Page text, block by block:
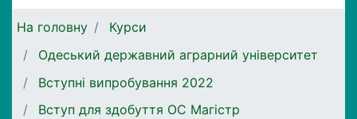
На головну
Курси
Одеський державний аграрний університет
Вступні випробування 2022
Вступ для здобуття ОС Магістр